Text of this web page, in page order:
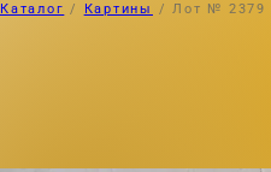
Каталог / Картины / Лот № 2379